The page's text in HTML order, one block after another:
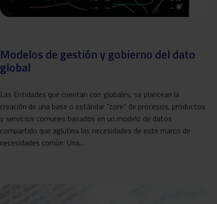
Modelos de gestión y gobierno del dato
global
Las Entidades que cuentan con globales, se plantean la
creación de una base o estándar “core” de procesos, productos
y servicios comunes basados en un modelo de datos
compartido que aglutina las necesidades de este marco de
necesidades común. Una…